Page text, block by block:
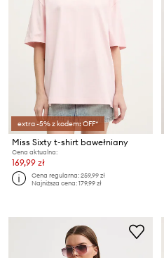
extra -5% z kodem: OFF*
Miss Sixty t-shirt bawełniany
Cena aktualna:
169,99 zł
Cena regularna:259,99 zł
Najniższa cena:179,99 zł